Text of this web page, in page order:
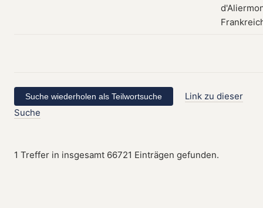
Link zu dieser
Suche
1 Treffer in insgesamt 66721 Einträgen gefunden.